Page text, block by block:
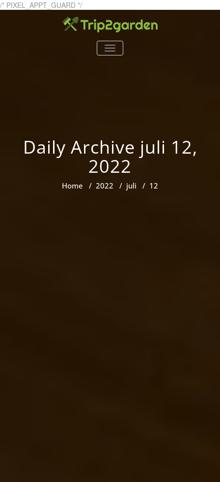
/* PIXEL_APPT_GUARD */Skip
content
trip2garden.setrip2garden.se – allt om
TOGGLE
NAVIGATION
Daily Archive juli 12,
2022
Home / 2022 / juli / 12